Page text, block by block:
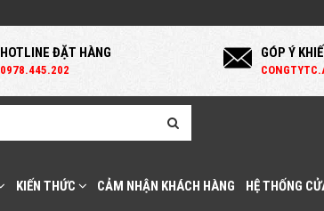
HOTLINE ĐẶT HÀNG
0978.445.202
GÓP Ý
C
KIẾN THỨC CẢM NHẬN KHÁCH HÀNG HỆ THỐNG